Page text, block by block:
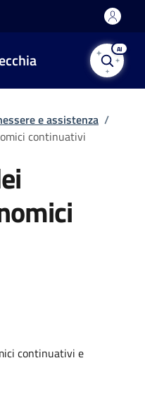
AI
e assistenza /
continuativi
continuativi e